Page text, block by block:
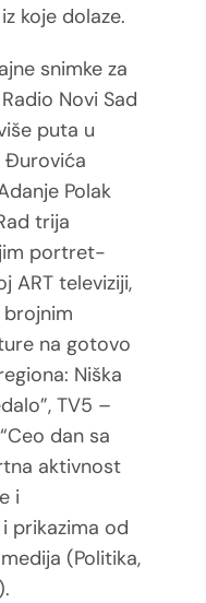
koje dolaze.
snimke za
Novi Sad
puta u
Đurovića
Polak
trija
portret-
ART televiziji,
brojnim
na gotovo
Niška
TV5 –
dan sa
aktivnost
i
prikazima od
(Politika,